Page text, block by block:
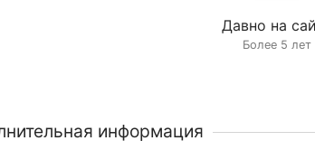
Давно на
Более 5 лет
информация